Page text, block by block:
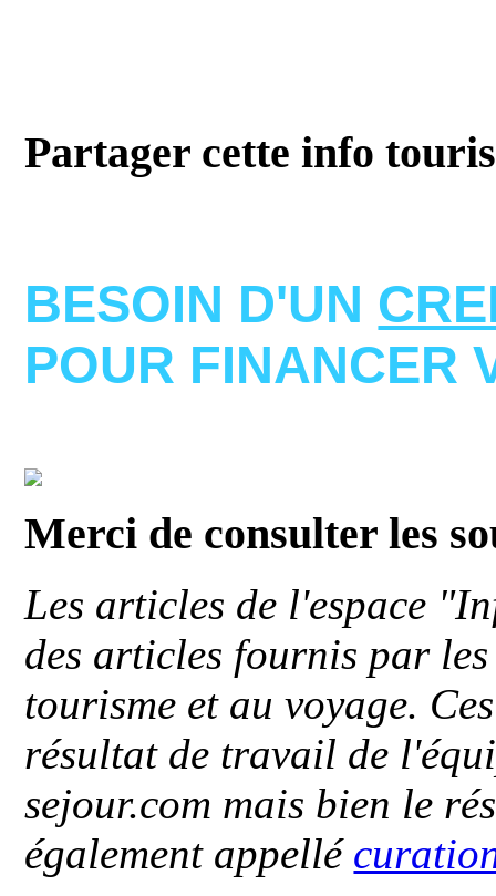
Partager cette info
BESOIN D'UN
POUR FINANCER
Merci de consulter les
Les articles de l'espace
des articles fournis par
tourisme et au voyage.
résultat de travail de
sejour.com mais bien le
également appellé